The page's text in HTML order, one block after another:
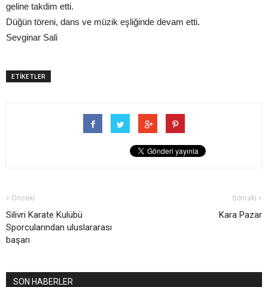
geline takdim etti.
Düğün töreni, dans ve müzik eşliğinde devam etti.
Sevginar Sali
ETİKETLER
« Önceki
Silivri Karate Kulübü
Sporcularından uluslararası
başarı
Sonraki »
Kara Pazar
SON HABERLER